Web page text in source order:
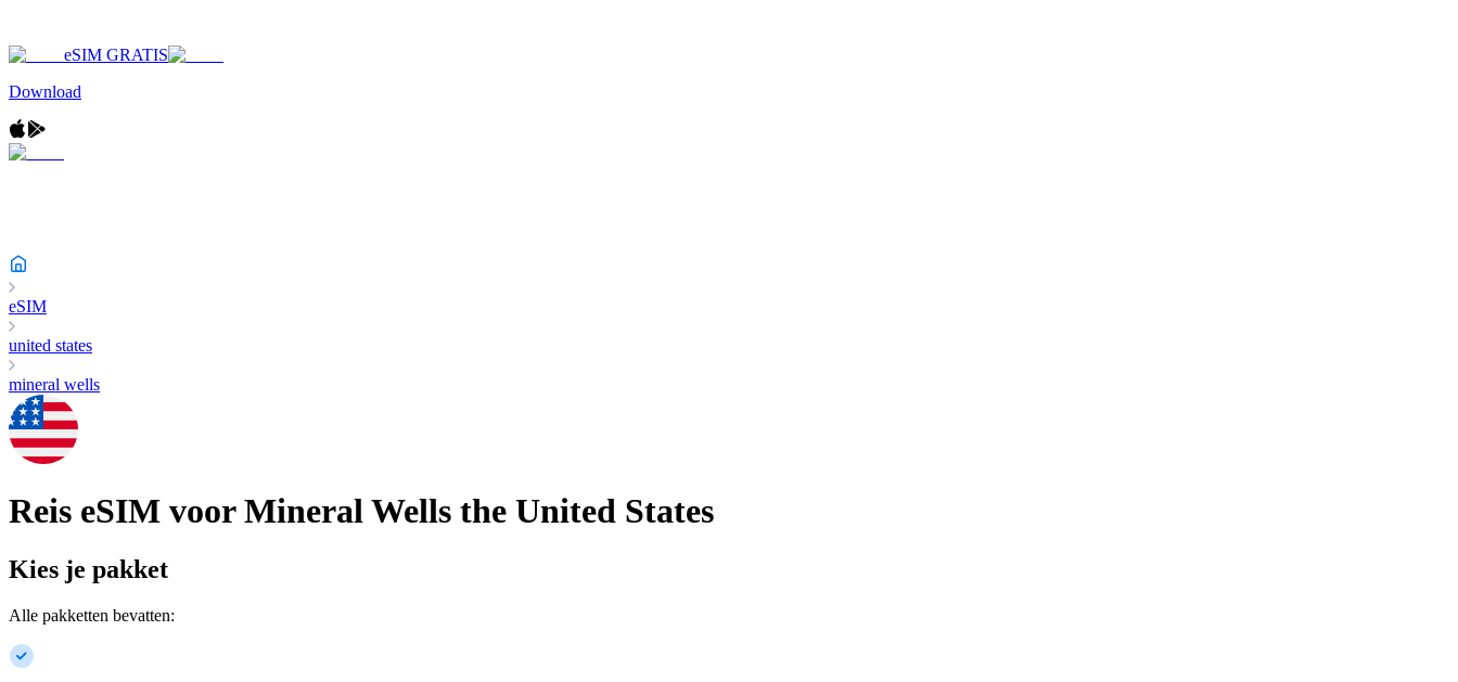
eSIM GRATIS
Download
eSIM
united states
mineral wells
Reis eSIM voor Mineral Wells the United States
Kies je pakket
Alle pakketten bevatten: